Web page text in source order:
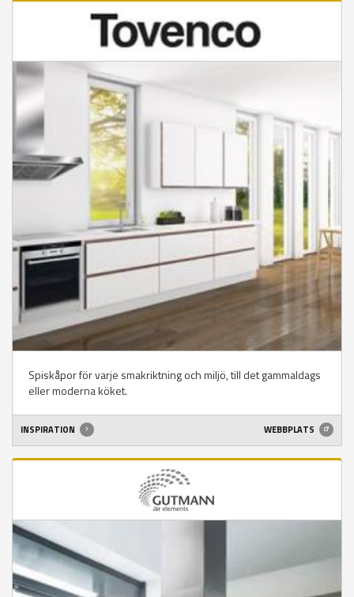
Spiskåpor för varje smakriktning och miljö, till det gammaldags
eller moderna köket.
INSPIRATION WEBBPLATS